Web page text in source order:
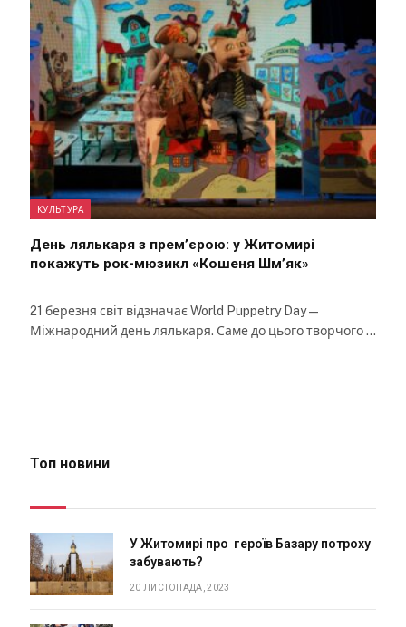
КУЛЬТУРА
День лялькаря з прем’єрою: у Житомирі
покажуть рок-мюзикл «Кошеня Шм’як»
21 березня світ відзначає World Puppetry Day —
Міжнародний день лялькаря. Саме до цього творчого …
Топ новини
У Житомирі про героїв Базару потроху
забувають?
20 ЛИСТОПАДА, 2023